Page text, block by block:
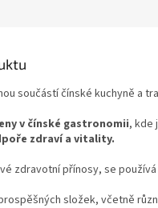
součástí čínské kuchyně a
v čínské gastronomii, kde
zdraví a vitality.
zdravotní přínosy, se
složek, včetně